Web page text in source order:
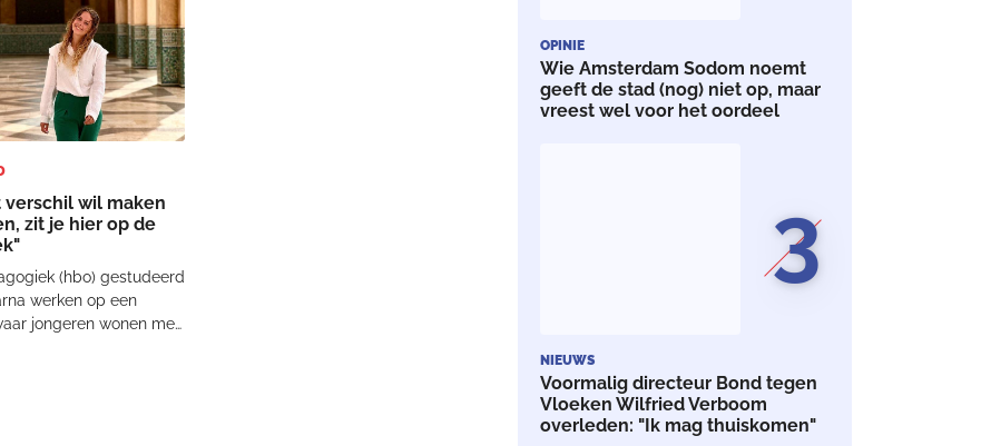
vaak doorslaggevend is
verschil wil maken
zit je hier op de
(hbo) gestudeerd
werken op een
jongeren wonen met
OPINIE
Wie Amsterdam Sodom noemt
geeft de stad (nog) niet op, maar
vreest wel voor het oordeel
3
NIEUWS
Voormalig directeur Bond tegen
Vloeken Wilfried Verboom
overleden: "Ik mag thuiskomen"